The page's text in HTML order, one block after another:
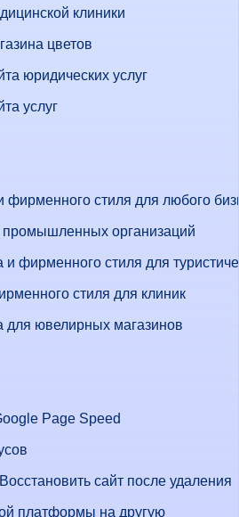
клиники
цветов
юридических услуг
услуг
фирменного стиля для любого
организаций
и фирменного стиля для
стиля для клиник
для ювелирных магазинов
Page Speed
сайт после удаления
платформы на другую